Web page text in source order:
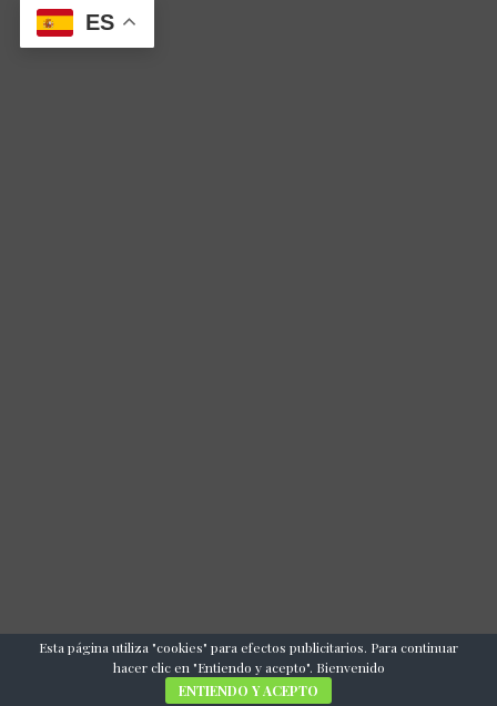
ES
Esta página utiliza "cookies" para efectos publicitarios. Para continuar
hacer clic en "Entiendo y acepto". Bienvenido
ENTIENDO Y ACEPTO